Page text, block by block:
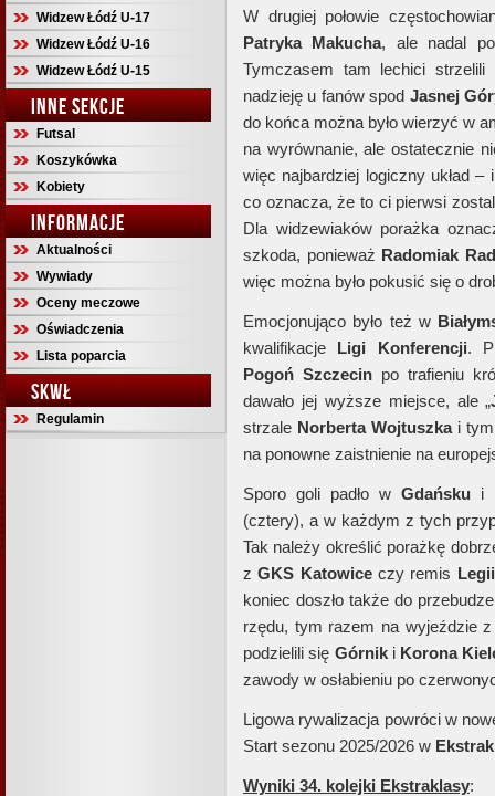
Widzew Łódź U-17
Widzew Łódź U-16
Widzew Łódź U-15
INNE SEKCJE
Futsal
Koszykówka
Kobiety
INFORMACJE
Aktualności
Wywiady
Oceny meczowe
Oświadczenia
Lista poparcia
SKWŁ
Regulamin
W drugiej połowie
Patryka Makucha, ale nadal
Tymczasem tam lechici strzelili
nadzieję u fanów spod Jasnej
do końca można było wierzyć w
na wyrównanie, ale ostatecznie
więc najbardziej logiczny układ –
co oznacza, że to ci pierwsi
Dla widzewiaków porażka
szkoda, ponieważ Radomiak
więc można było pokusić się o
Emocjonująco było też w
kwalifikacje Ligi Konferencji.
Pogoń Szczecin po trafieniu
dawało jej wyższe miejsce, ale „
strzale Norberta Wojtuszkai tym
na ponowne zaistnienie na
Sporo goli padło w Gdańsku i
(cztery), a w każdym z tych
Tak należy określić porażkę
zGKS Katowiceczy remis Legii
koniec doszło także do
rzędu, tym razem na wyjeździe
podzielili się Górniki Korona
zawody w osłabieniu po
Ligowa rywalizacja powróci w
Start sezonu 2025/2026 w
Wyniki 34. kolejki Ekstraklasy: